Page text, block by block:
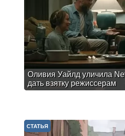
Оливия Уайлд уличила
дать взятку режиссерам
СТАТЬЯ